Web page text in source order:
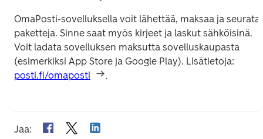
OmaPosti-sovelluksella voit lähettää, maksaa ja seurata
paketteja. Sinne saat myös kirjeet ja laskut sähköisinä.
Voit ladata sovelluksen maksutta sovelluskaupasta
posti.fi/omaposti
.
Jaa: